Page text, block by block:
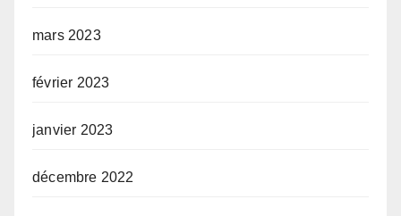
mars 2023
février 2023
janvier 2023
décembre 2022